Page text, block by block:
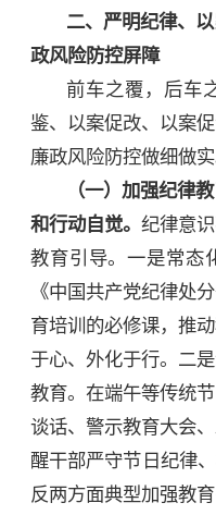
二、严明纪律、
政风险防控屏障
前车之覆，后车
鉴、以案促改、以案
廉政风险防控做细做实
（一）加强纪律
和行动自觉。纪律意
教育引导。一是常态
《中国共产党纪律处
育培训的必修课，推
于心、外化于行。二
教育。在端午等传统
谈话、警示教育大会
醒干部严守节日纪律
反两方面典型加强教